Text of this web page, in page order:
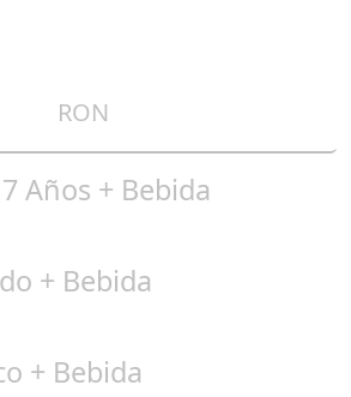
RON
Años + Bebida
+ Bebida
+ Bebida